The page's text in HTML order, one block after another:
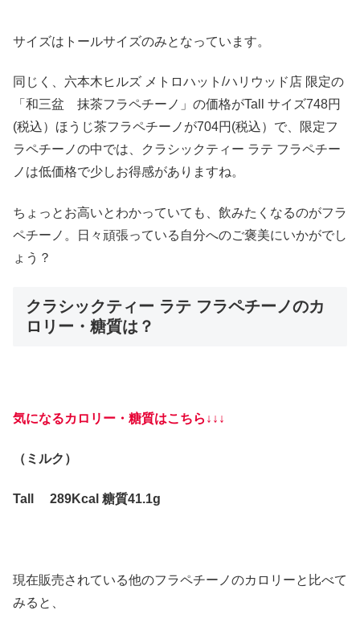
サイズはトールサイズのみとなっています。
同じく、六本木ヒルズ メトロハット/ハリウッド店 限定の
「和三盆 抹茶フラペチーノ」の価格がTall サイズ748円
(税込）ほうじ茶フラペチーノが704円(税込）で、限定フ
ラペチーノの中では、クラシックティー ラテ フラペチー
ノは低価格で少しお得感がありますね。
ちょっとお高いとわかっていても、飲みたくなるのがフラ
ペチーノ。日々頑張っている自分へのご褒美にいかがでし
ょう？
クラシックティー ラテ フラペチーノのカ
ロリー・糖質は？
気になるカロリー・糖質はこちら↓↓↓
（ミルク）
Tall 289Kcal 糖質41.1g
現在販売されている他のフラペチーノのカロリーと比べて
みると、